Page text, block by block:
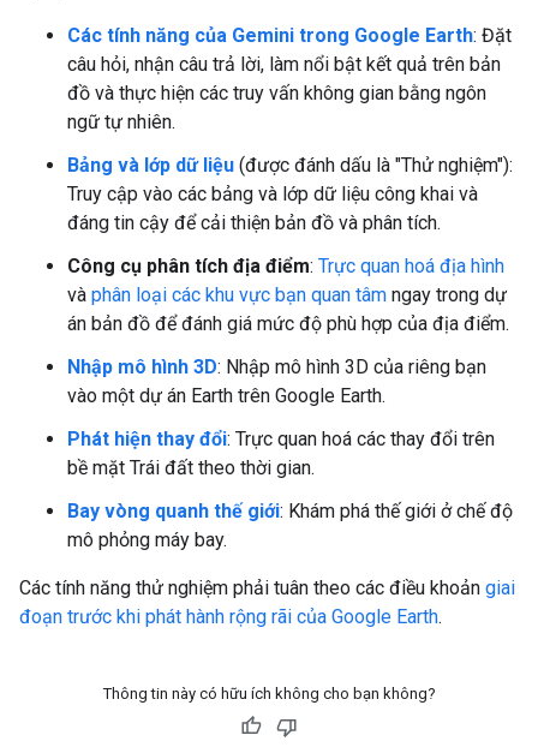
Các tính năng của Gemini trong Google Earth: Đặt
câu hỏi, nhận câu trả lời, làm nổi bật kết quả trên bản
đồ và thực hiện các truy vấn không gian bằng ngôn
ngữ tự nhiên.
Bảng và lớp dữ liệu (được đánh dấu là "Thử nghiệm"):
Truy cập vào các bảng và lớp dữ liệu công khai và
đáng tin cậy để cải thiện bản đồ và phân tích.
Công cụ phân tích địa điểm: Trực quan hoá địa hình
và phân loại các khu vực bạn quan tâm ngay trong dự
án bản đồ để đánh giá mức độ phù hợp của địa điểm.
Nhập mô hình 3D: Nhập mô hình 3D của riêng bạn
vào một dự án Earth trên Google Earth.
Phát hiện thay đổi: Trực quan hoá các thay đổi trên
bề mặt Trái đất theo thời gian.
Bay vòng quanh thế giới: Khám phá thế giới ở chế độ
mô phỏng máy bay.
Các tính năng thử nghiệm phải tuân theo các điều khoản giai
đoạn trước khi phát hành rộng rãi của Google Earth.
Thông tin này có hữu ích không cho bạn không?